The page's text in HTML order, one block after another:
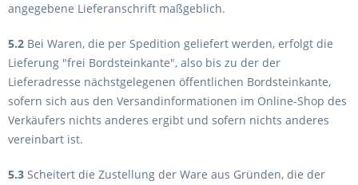
angegebene Lieferanschrift maßgeblich.
5.2 Bei Waren, die per Spedition geliefert werden, erfolgt die
Lieferung "frei Bordsteinkante", also bis zu der der
Lieferadresse nächstgelegenen öffentlichen Bordsteinkante,
sofern sich aus den Versandinformationen im Online-Shop des
Verkäufers nichts anderes ergibt und sofern nichts anderes
vereinbart ist.
5.3 Scheitert die Zustellung der Ware aus Gründen, die der